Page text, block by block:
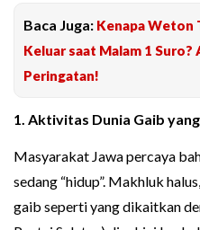
Baca Juga: Kenapa Weton
Keluar saat Malam 1
Peringatan!
1. Aktivitas Dunia Gaib
Masyarakat Jawa percaya
sedang “hidup”. Makhluk
gaib seperti yang dikaitkan